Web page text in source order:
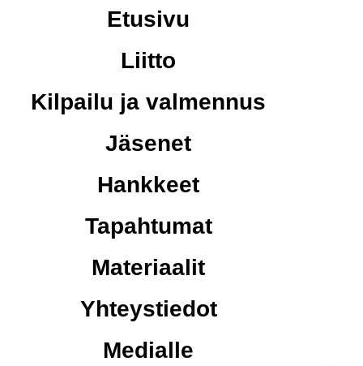
Etusivu
Liitto
Kilpailu ja valmennus
Jäsenet
Hankkeet
Tapahtumat
Materiaalit
Yhteystiedot
Medialle